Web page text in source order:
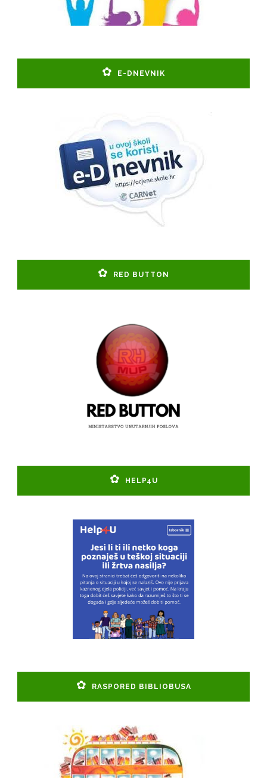
E-DNEVNIK
RED BUTTON
HELP4U
RASPORED BIBLIOBUSA